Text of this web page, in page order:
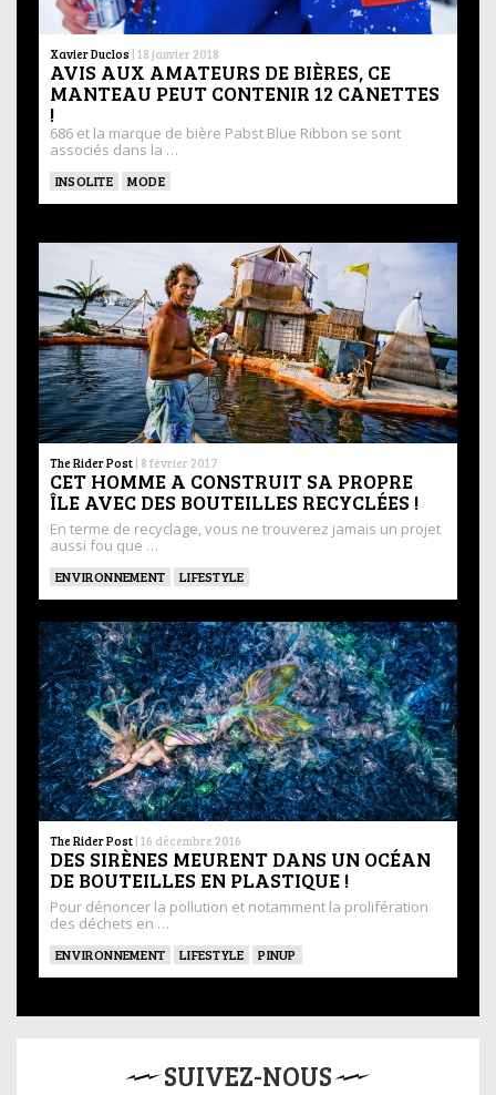
Xavier Duclos | 18 janvier 2018
AVIS AUX AMATEURS DE BIÈRES, CE
MANTEAU PEUT CONTENIR 12 CANETTES
!
686 et la marque de bière Pabst Blue Ribbon se sont
associés dans la …
INSOLITE MODE
The Rider Post | 8 février 2017
CET HOMME A CONSTRUIT SA PROPRE
ÎLE AVEC DES BOUTEILLES RECYCLÉES !
En terme de recyclage, vous ne trouverez jamais un projet
aussi fou que …
ENVIRONNEMENT LIFESTYLE
The Rider Post | 16 décembre 2016
DES SIRÈNES MEURENT DANS UN OCÉAN
DE BOUTEILLES EN PLASTIQUE !
Pour dénoncer la pollution et notamment la prolifération
des déchets en …
ENVIRONNEMENT LIFESTYLE PINUP
SUIVEZ-NOUS